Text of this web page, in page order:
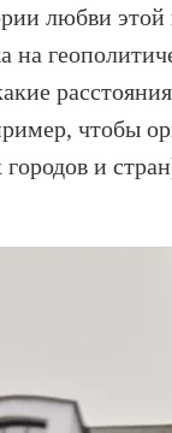
любви
чтобы
и